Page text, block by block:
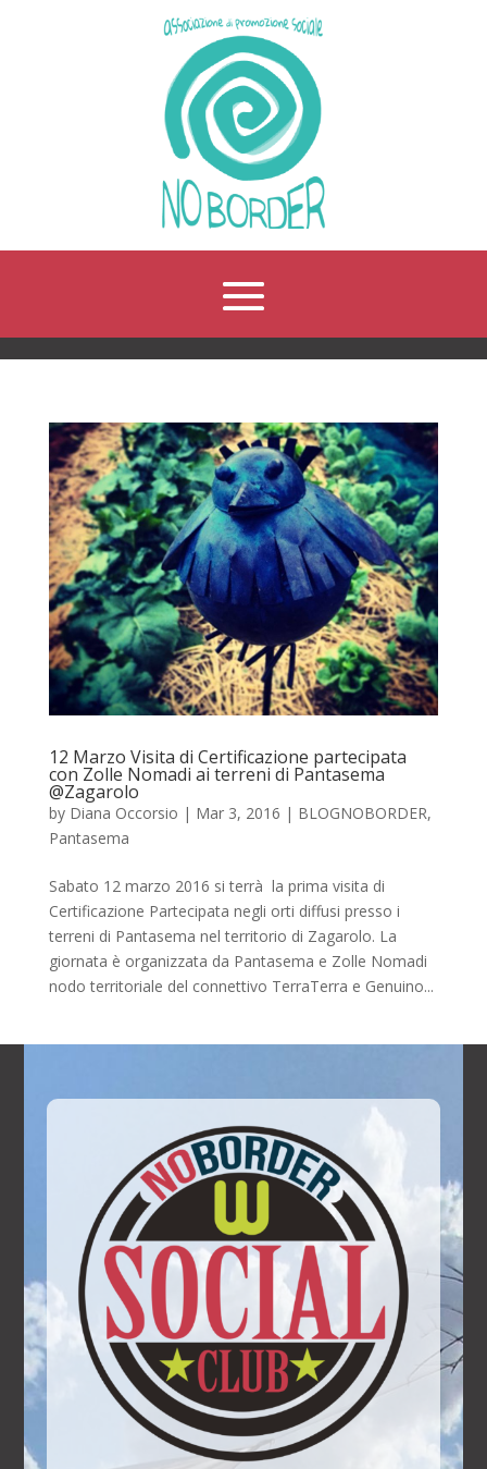
12 Marzo Visita di Certificazione partecipata
con Zolle Nomadi ai terreni di Pantasema
@Zagarolo
by Diana Occorsio | Mar 3, 2016 | BLOGNOBORDER,
Pantasema
Sabato 12 marzo 2016 si terrà la prima visita di
Certificazione Partecipata negli orti diffusi presso i
terreni di Pantasema nel territorio di Zagarolo. La
giornata è organizzata da Pantasema e Zolle Nomadi
nodo territoriale del connettivo TerraTerra e Genuino...